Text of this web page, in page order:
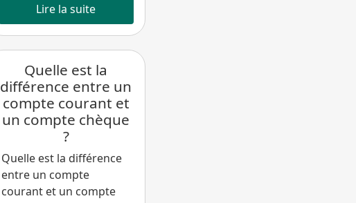
Lire la suite
Quelle est la
différence entre un
compte courant et
un compte chèque
?
Quelle est la différence
entre un compte
courant et un compte